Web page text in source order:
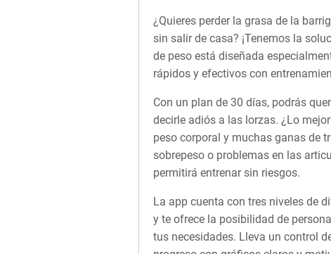
¿Quieres perder la grasa de la
sin salir de casa? ¡Tenemos la
de peso está diseñada
rápidos y efectivos con
Con un plan de 30 días, podrás
decirle adiós a las lorzas. ¿Lo
peso corporal y muchas ganas de
sobrepeso o problemas en las
permitirá entrenar sin riesgos.
La app cuenta con tres niveles de
y te ofrece la posibilidad de
tus necesidades. Lleva un control